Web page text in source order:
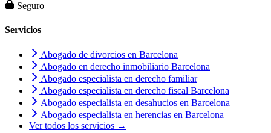
Seguro
Servicios
Abogado de divorcios en Barcelona
Abogado en derecho inmobiliario Barcelona
Abogado especialista en derecho familiar
Abogado especialista en derecho fiscal Barcelona
Abogado especialista en desahucios en Barcelona
Abogado especialista en herencias en Barcelona
Ver todos los servicios →